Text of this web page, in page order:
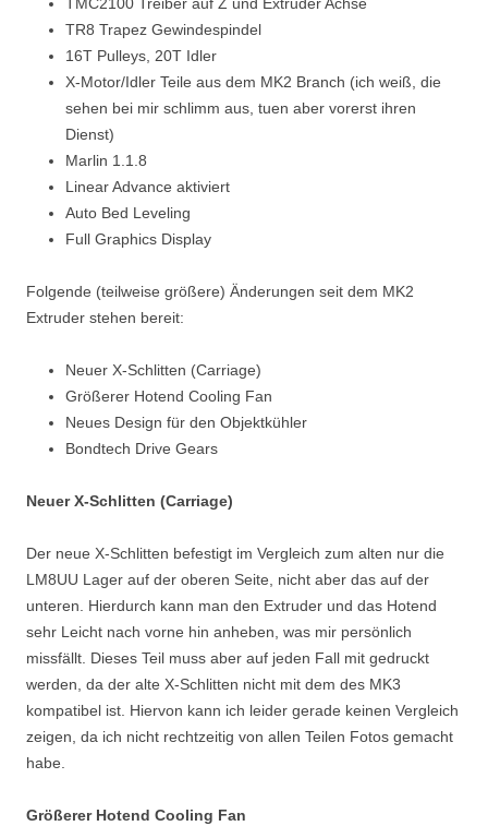
TR8 Trapez Gewindespindel
16T Pulleys, 20T Idler
X-Motor/Idler Teile aus dem MK2 Branch (ich weiß, die
sehen bei mir schlimm aus, tuen aber vorerst ihren
Dienst)
Marlin 1.1.8
Linear Advance aktiviert
Auto Bed Leveling
Full Graphics Display
Folgende (teilweise größere) Änderungen seit dem MK2
Extruder stehen bereit:
Neuer X-Schlitten (Carriage)
Größerer Hotend Cooling Fan
Neues Design für den Objektkühler
Bondtech Drive Gears
Neuer X-Schlitten (Carriage)
Der neue X-Schlitten befestigt im Vergleich zum alten nur die
LM8UU Lager auf der oberen Seite, nicht aber das auf der
unteren. Hierdurch kann man den Extruder und das Hotend
sehr Leicht nach vorne hin anheben, was mir persönlich
missfällt. Dieses Teil muss aber auf jeden Fall mit gedruckt
werden, da der alte X-Schlitten nicht mit dem des MK3
kompatibel ist. Hiervon kann ich leider gerade keinen Vergleich
zeigen, da ich nicht rechtzeitig von allen Teilen Fotos gemacht
habe.
Größerer Hotend Cooling Fan